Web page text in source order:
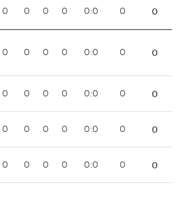
0 0 0 0 0:0 0 0
0 0 0 0 0:0 0 0
0 0 0 0 0:0 0 0
0 0 0 0 0:0 0 0
0 0 0 0 0:0 0 0